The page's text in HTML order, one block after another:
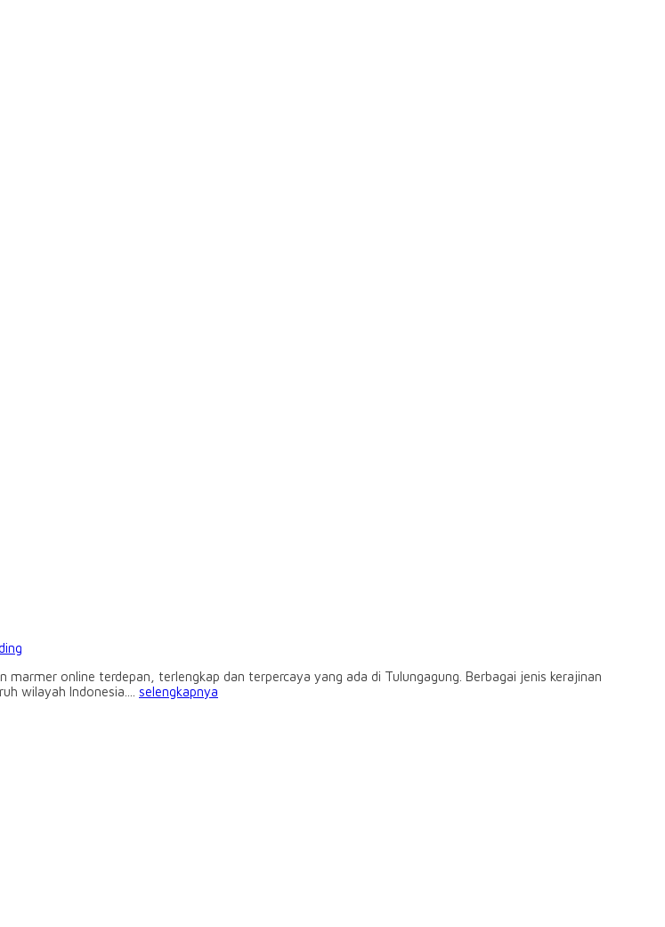
online terdepan, terlengkap dan terpercaya yang ada di Tulungagung. Berbagai jenis kerajinan
wilayah Indonesia.... selengkapnya